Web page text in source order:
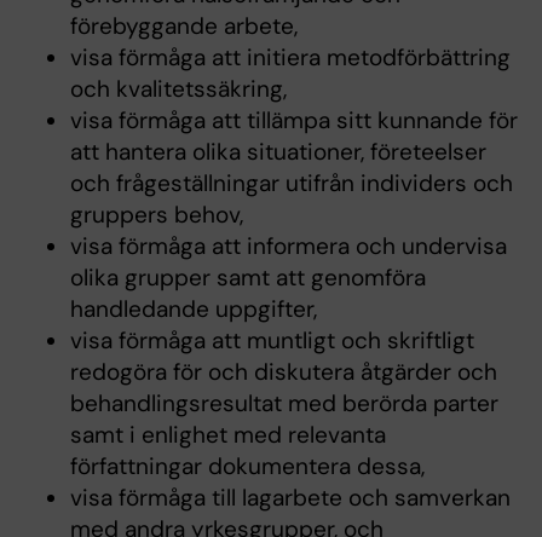
förebyggande arbete,
visa förmåga att initiera metodförbättring
och kvalitetssäkring,
visa förmåga att tillämpa sitt kunnande för
att hantera olika situationer, företeelser
och frågeställningar utifrån individers och
gruppers behov,
visa förmåga att informera och undervisa
olika grupper samt att genomföra
handledande uppgifter,
visa förmåga att muntligt och skriftligt
redogöra för och diskutera åtgärder och
behandlingsresultat med berörda parter
samt i enlighet med relevanta
författningar dokumentera dessa,
visa förmåga till lagarbete och samverkan
med andra yrkesgrupper, och